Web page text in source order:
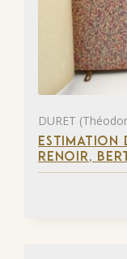
DURET
ESTIMATION
RENOIR,